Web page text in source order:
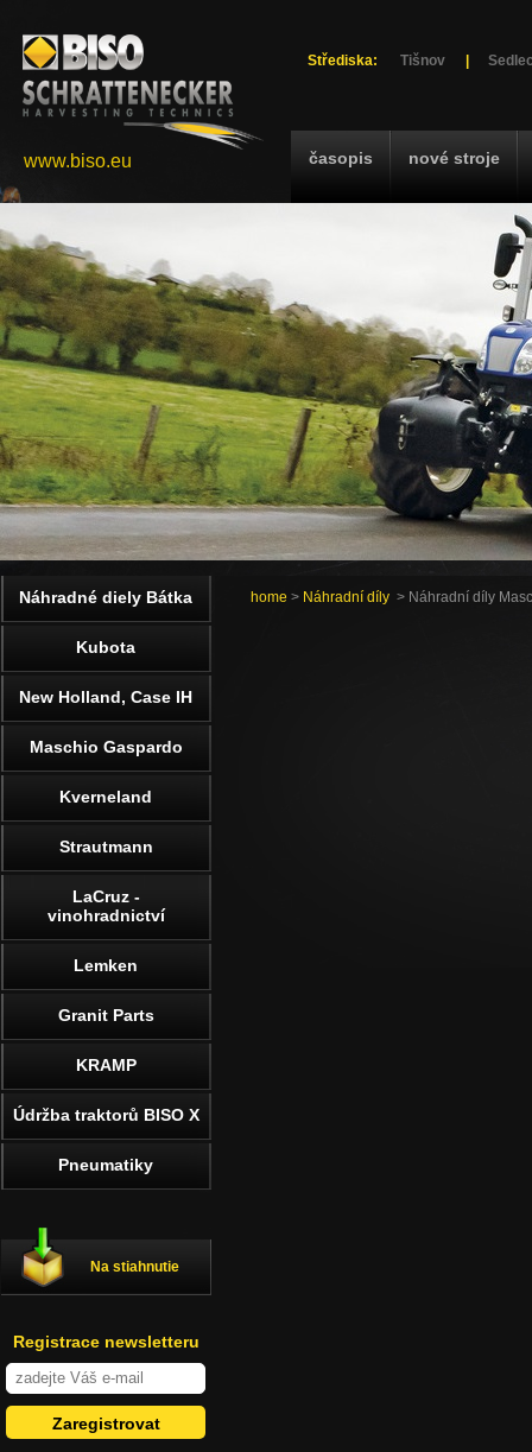
Střediska: Tišnov
časopis nové stroje
www.biso.eu
home > Náhradní díly > Náhradní díly
Náhradné diely Bátka
Kubota
New Holland, Case IH
Maschio Gaspardo
Kverneland
Strautmann
LaCruz -
vinohradnictví
Lemken
Granit Parts
KRAMP
Údržba traktorů BISO X
Pneumatiky
Na stiahnutie
Registrace newsletteru